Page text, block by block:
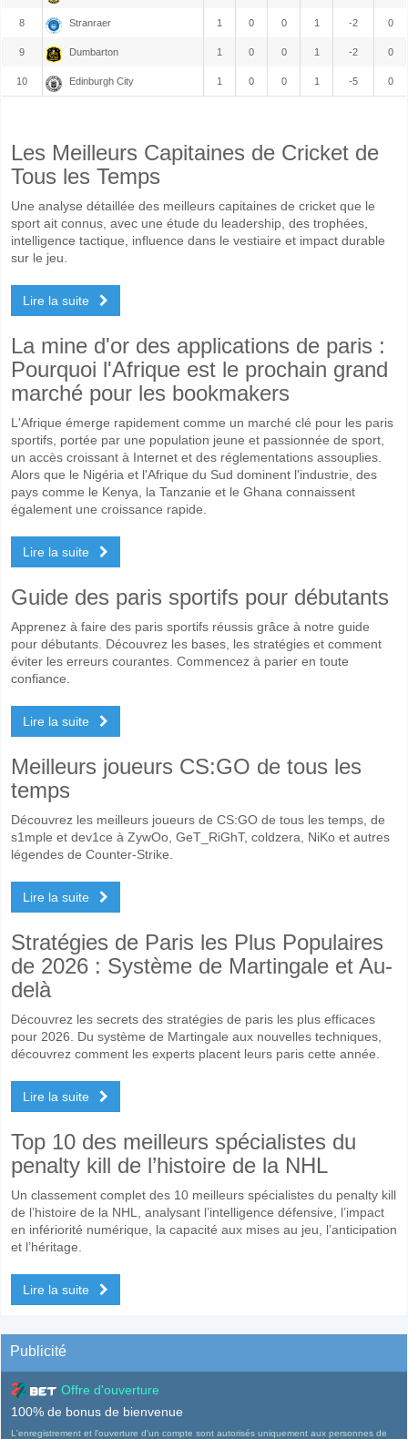
8 Stranraer 1 0 0 1 -2 0
9 Dumbarton 1 0 0 1 -2 0
10 Edinburgh City 1 0 0 1 -5 0
Les Meilleurs Capitaines de Cricket de
Tous les Temps
Une analyse détaillée des meilleurs capitaines de cricket que le
sport ait connus, avec une étude du leadership, des trophées,
intelligence tactique, influence dans le vestiaire et impact durable
sur le jeu.
Lire la suite
La mine d'or des applications de paris :
Pourquoi l'Afrique est le prochain grand
marché pour les bookmakers
L'Afrique émerge rapidement comme un marché clé pour les paris
sportifs, portée par une population jeune et passionnée de sport,
un accès croissant à Internet et des réglementations assouplies.
Alors que le Nigéria et l'Afrique du Sud dominent l'industrie, des
pays comme le Kenya, la Tanzanie et le Ghana connaissent
également une croissance rapide.
Lire la suite
Guide des paris sportifs pour débutants
Apprenez à faire des paris sportifs réussis grâce à notre guide
pour débutants. Découvrez les bases, les stratégies et comment
éviter les erreurs courantes. Commencez à parier en toute
confiance.
Lire la suite
Meilleurs joueurs CS:GO de tous les
temps
Découvrez les meilleurs joueurs de CS:GO de tous les temps, de
s1mple et dev1ce à ZywOo, GeT_RiGhT, coldzera, NiKo et autres
légendes de Counter-Strike.
Lire la suite
Stratégies de Paris les Plus Populaires
de 2026 : Système de Martingale et Au-
delà
Découvrez les secrets des stratégies de paris les plus efficaces
pour 2026. Du système de Martingale aux nouvelles techniques,
découvrez comment les experts placent leurs paris cette année.
Lire la suite
Top 10 des meilleurs spécialistes du
penalty kill de l’histoire de la NHL
Un classement complet des 10 meilleurs spécialistes du penalty kill
de l’histoire de la NHL, analysant l’intelligence défensive, l’impact
en infériorité numérique, la capacité aux mises au jeu, l’anticipation
et l’héritage.
Lire la suite
Publicité
Offre d'ouverture
100% de bonus de bienvenue
L'enregistrement et l'ouverture d'un compte sont autorisés uniquement aux personnes de